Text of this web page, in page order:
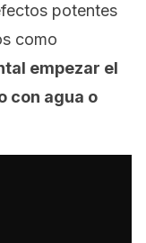
potentes
como
empezar el
con agua o